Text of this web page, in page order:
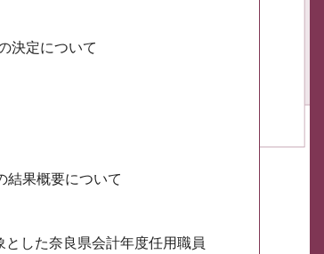
決定について
結果概要について
した奈良県会計年度任用職員